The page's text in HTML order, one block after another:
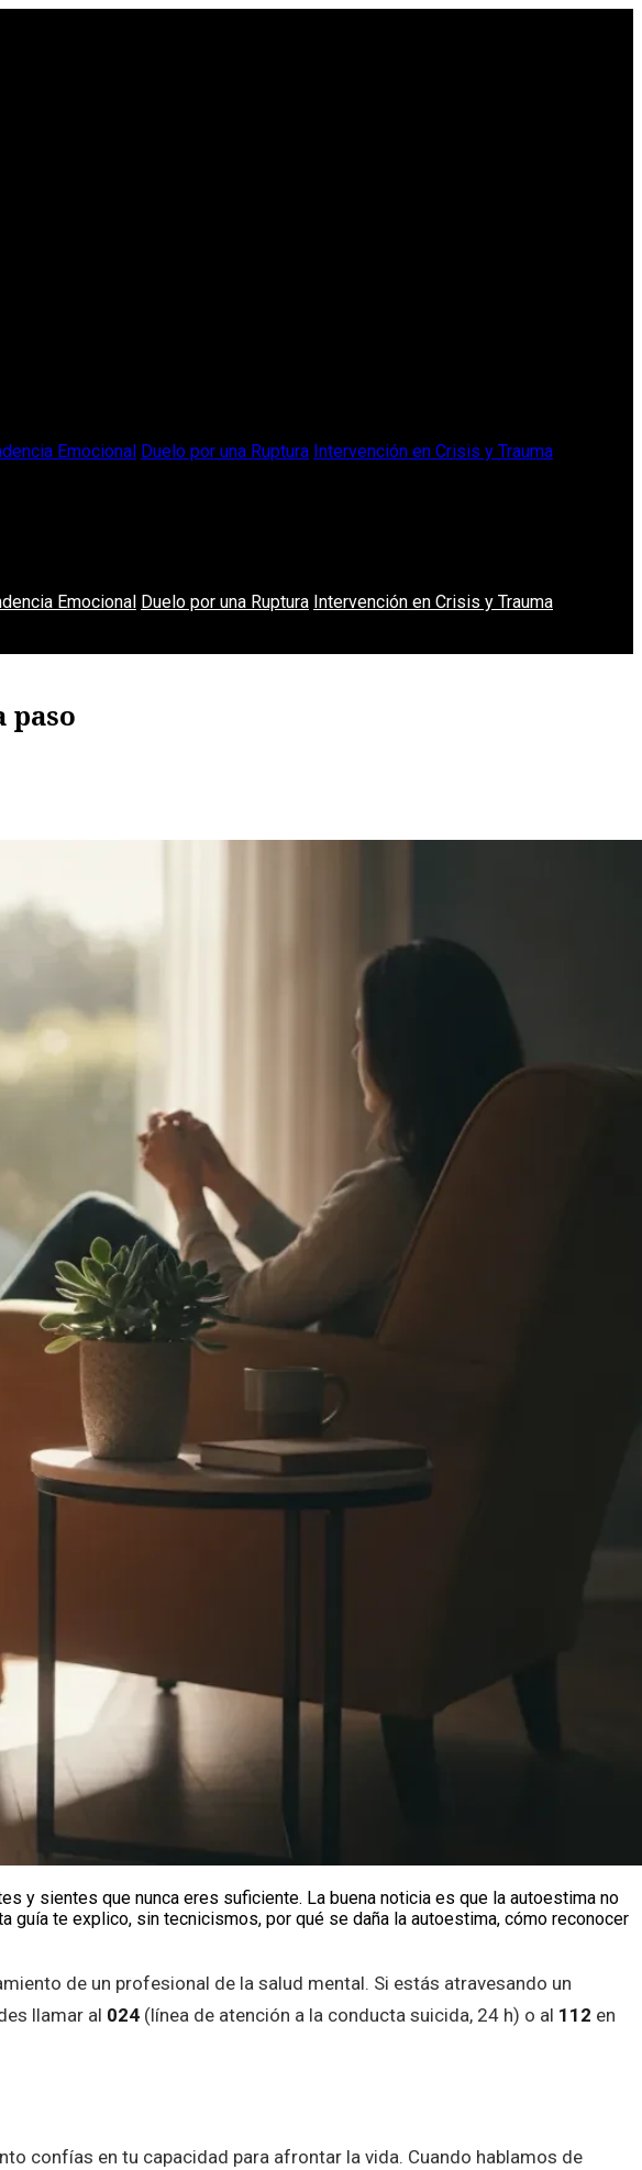
Emocional Duelo por una Ruptura Intervención en Crisis y Trauma
Emocional Duelo por una Ruptura Intervención en Crisis y Trauma
paso
y sientes que nunca eres suficiente. La buena noticia es que la autoestima no
guía te explico, sin tecnicismos, por qué se daña la autoestima, cómo reconocer
de un profesional de la salud mental. Si estás atravesando un
llamar al 024 (línea de atención a la conducta suicida, 24 h) o al 112 en
confías en tu capacidad para afrontar la vida. Cuando hablamos de